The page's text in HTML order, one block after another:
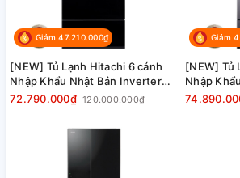
Giảm 47.210.000₫
[NEW] Tủ Lạnh Hitachi 6 cánh
Nhập Khẩu Nhật Bản Inverter
670 lít R-GW670TV XK, model
72.790.000₫ 120.000.000₫
Giảm
[NEW] Tủ
Nhập
670 lít R-